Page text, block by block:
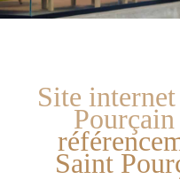
Site
Saint